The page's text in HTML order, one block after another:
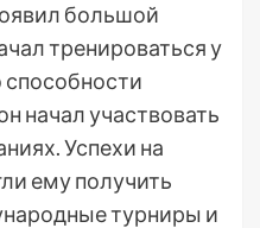
большой
тренироваться у
способности
начал участвовать
Успехи на
ему получить
турниры и